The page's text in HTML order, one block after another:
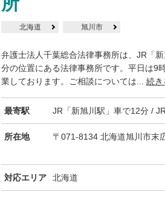
日高郡新ひだか町 河東郡音更町
十勝郡浦幌町 釧路郡釧路町 厚岸郡厚岸町
北海道 旭川市
弁護士法人千葉総合法律事務所は、JR「
分の位置にある法律事務所です。平日は9
業しております。ご相談については... 続き
最寄駅 JR「新旭川駅」車で12分 /
所在地 〒071-8134 北海道旭川市末
対応エリア 北海道